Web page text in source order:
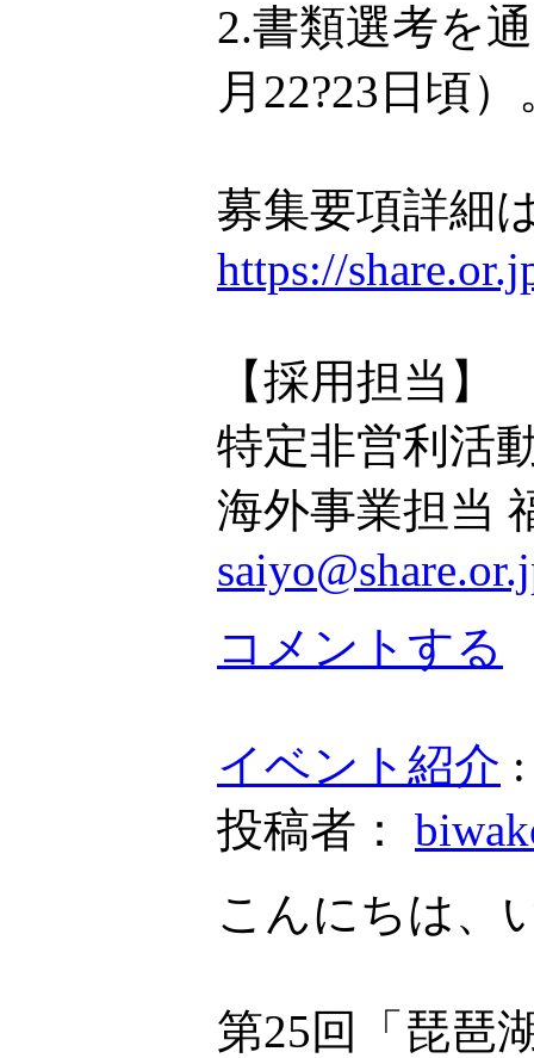
2.書類選考を
月22?23日頃）
募集要項詳細
https://
【採用担当】
特定非営利活
海外事業担当
コメントする
イベント紹介
投稿者：
こんにちは、
第25回「琵琶